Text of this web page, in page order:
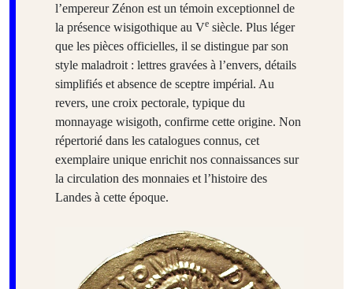
l’empereur Zénon est un témoin exceptionnel de
la présence wisigothique au Ve siècle. Plus léger
que les pièces officielles, il se distingue par son
style maladroit : lettres gravées à l’envers, détails
simplifiés et absence de sceptre impérial. Au
revers, une croix pectorale, typique du
monnayage wisigoth, confirme cette origine. Non
répertorié dans les catalogues connus, cet
exemplaire unique enrichit nos connaissances sur
la circulation des monnaies et l’histoire des
Landes à cette époque.